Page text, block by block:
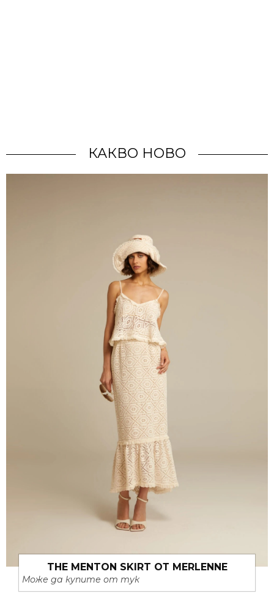
КАКВО НОВО
THE MENTON SKIRT ОТ MERLENNE
Може да купите от тук